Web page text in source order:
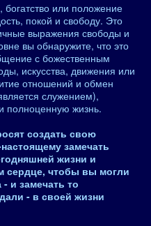
или положение
покой и свободу. Это
выражения свободы и
вы обнаружите, что это
с божественным
искусства, движения или
отношений и обмен
служением),
полноценную жизнь.
создать свою
замечать
жизни и
сердце, чтобы вы могли
и замечать то
- в своей жизни